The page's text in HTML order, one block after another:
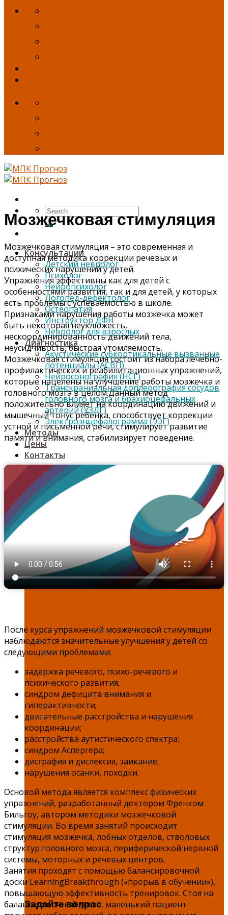
Консультации
Детский невролог
Психолог
Нейропсихолог
Логопед-дефектолог
Остеопатия
Инструктор ДФН
Невролог для взрослых
Диагностика
Акустические субкортикальные вызванные
потенциалы (АСВП)
Нейросонография (НСГ)
Транскраниальная доплерография сосудов
головного мозга и брахиоцефальных
артерий (УЗДГ)
Электроэнцефалограмма (ЭЭГ)
Методы
Цены
Контакты
Задать вопрос
Задайте вопрос
Мозжечковая стимуляция
Мозжечковая стимуляция – это современная и
доступная методика коррекции речевых и
психических нарушений у детей.
Упражнения эффективны как для детей с
особенностями развития, так и для детей, у которых
есть проблемы с успеваемостью в школе.
Признаками нарушения работы мозжечка может
быть некоторая неуклюжесть,
нескоординированность движений тела,
неусидчивость, быстрая утомляемость.
Мозжечковая стимуляция состоит из набора лечебно-
профилактических и реабилитационных упражнений,
которые нацелены на улучшение работы мозжечка и
головного мозга в целом.Данный метод
положительно влияет на координацию движений и
мышечный тонус ребенка, способствует коррекции
устной и письменной речи, стимулирует развитие
памяти и внимания, стабилизирует поведение.
После курса упражнений мозжечковой стимуляции
наблюдаются значительные улучшения у детей со
следующими проблемами:
задержка речевого, психо-речевого и
психического развития;
синдром дефицита внимания и
гиперактивности;
двигательные расстройства и нарушения
координации;
расстройства аутистического спектра;
синдром Аспергера;
дисграфия и дислексия, заикание;
нарушения осанки, походки.
Основой метода является комплекс физических
упражнений, разработанный доктором Френком
Бильгоу, автором методики мозжечковой
стимуляции. Во время занятий происходит
стимуляция мозжечка, лобных отделов, стволовых
структур головного мозга, периферической нервной
системы, моторных и речевых центров.
Занятия проходят с помощью балансировочной
доски LearningBreakthrough («прорыв в обучении»),
повышающую эффективность тренировок. Стоя на
балансировочной доске, маленький пациент